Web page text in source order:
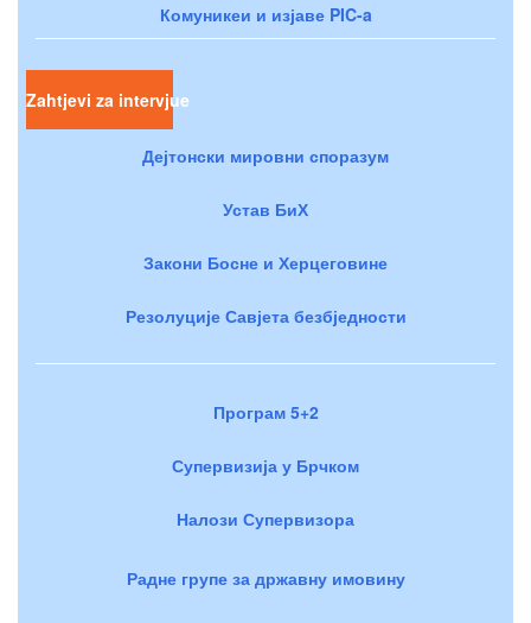
Комуникеи и изјаве PIC-a
Zahtjevi za intervjue
Дејтонски мировни споразум
Устав БиХ
Закони Босне и Херцеговине
Резолуције Савјета безбједности
Програм 5+2
Супервизија у Брчком
Налози Супервизора
Радне групе за државну имовину